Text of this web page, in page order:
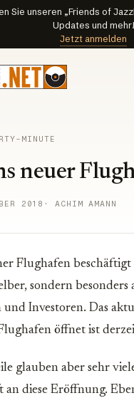
Sie unseren „Friends of
Updates und mehr!
Jetzt anmelden
MINUTE
neuer
2018 · ACHIM AMANN
Flughafen
sondern besonders
und Investoren. Das
öffnet ist
glauben aber sehr
diese Eröffnung.